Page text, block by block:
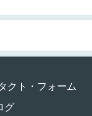
クト・フォーム
グ